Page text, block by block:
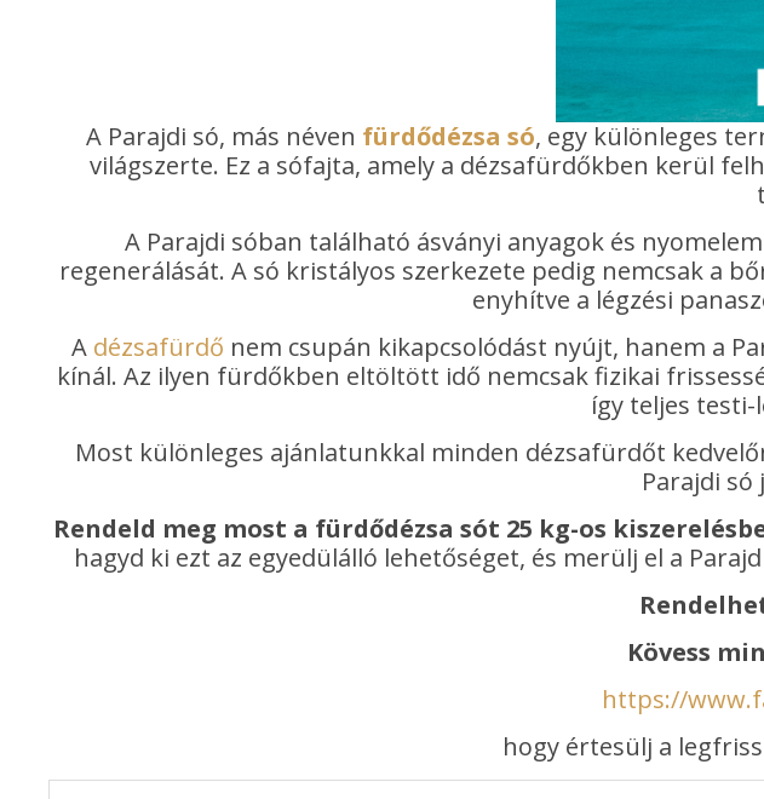
A Parajdi só, más néven fürdődézsa só, egy különleges
világszerte. Ez a sófajta, amely a dézsafürdőkben kerül
A Parajdi sóban található ásványi anyagok és
regenerálását. A só kristályos szerkezete pedig nemcsak a
enyhítve a légzési
A dézsafürdő nem csupán kikapcsolódást nyújt, hanem a
kínál. Az ilyen fürdőkben eltöltött idő nemcsak fizikai
így teljes
Most különleges ajánlatunkkal minden dézsafürdőt
Parajdi só
Rendeld meg most a fürdődézsa sót 25 kg-os
hagyd ki ezt az egyedülálló lehetőséget, és merülj el a
Kövess
https://
hogy értesülj a